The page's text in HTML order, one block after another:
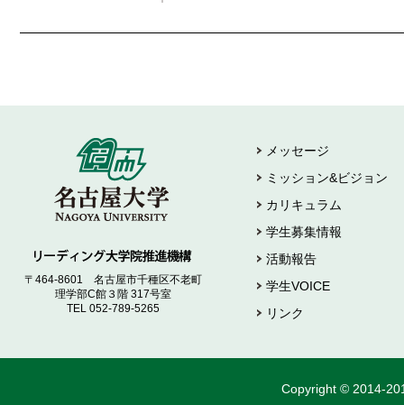
〒464-8601 名古屋市千種区不老町
理学部C館３階 317号室
TEL 052-789-5265
メッセージ
ミッション&ビジョン
カリキュラム
学生募集情報
活動報告
学生VOICE
リンク
Copyright © 2014-